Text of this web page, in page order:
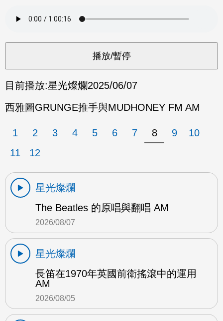
目前播放:星光燦爛2025/06/07
西雅圖GRUNGE推手與MUDHONEY FM AM
1 2 3 4 5 6 7 8 9
10
11
12
星光燦爛
The Beatles 的原唱與翻唱 AM
2026/08/07
星光燦爛
長笛在1970年英國前衛搖滾中的運用
AM
2026/08/05